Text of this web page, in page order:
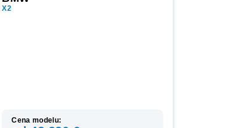
(218 k) 7AT
X2
Cena modelu: